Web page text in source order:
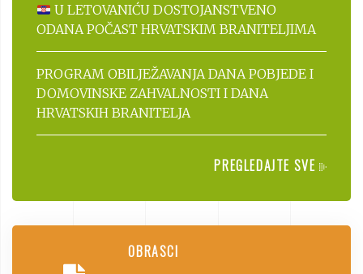
U LETOVANIĆU DOSTOJANSTVENO
ODANA POČAST HRVATSKIM BRANITELJIMA
PROGRAM OBILJEŽAVANJA DANA POBJEDE I
DOMOVINSKE ZAHVALNOSTI I DANA
HRVATSKIH BRANITELJA
PREGLEDAJTE SVE
OBRASCI